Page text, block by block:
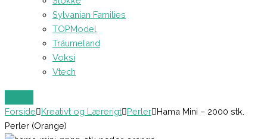
Sylvanian Families
TOPModel
Träumeland
Voksi
Vtech
Forside Kreativt og Lærerigt Perler Hama Mini – 2000 stk.
Perler (Orange)